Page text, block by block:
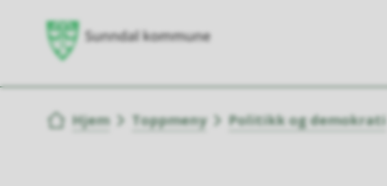
Du er her:
Hjem Toppmeny Politikk og demokrati